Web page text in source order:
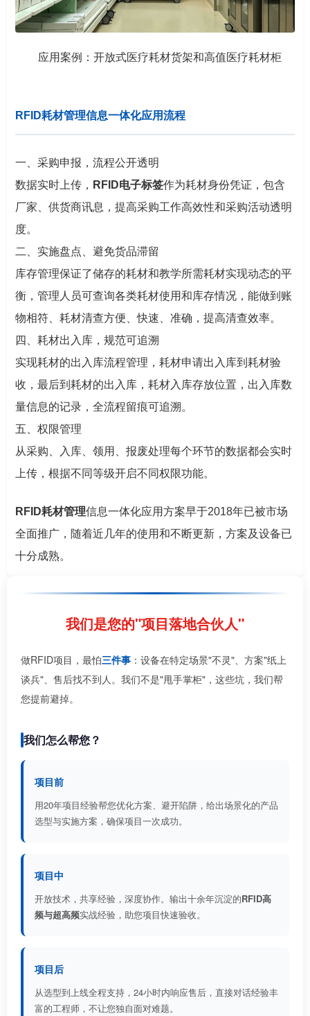
应用案例：开放式医疗耗材货架和高值医疗耗材柜
RFID耗材管理信息一体化应用流程
一、采购申报，流程公开透明
数据实时上传， RFID电子标签作为耗材身份凭证，包含
厂家、供货商讯息，提高采购工作高效性和采购活动透明
度。
二、实施盘点、避免货品滞留
库存管理保证了储存的耗材和教学所需耗材实现动态的平
衡，管理人员可查询各类耗材使用和库存情况，能做到账
物相符、耗材清查方便、快速、准确，提高清查效率。
四、耗材出入库，规范可追溯
实现耗材的出入库流程管理，耗材申请出入库到耗材验
收，最后到耗材的出入库，耗材入库存放位置，出入库数
量信息的记录，全流程留痕可追溯。
五、权限管理
从采购、入库、领用、报废处理每个环节的数据都会实时
上传，根据不同等级开启不同权限功能。
RFID耗材管理信息一体化应用方案早于2018年已被市场
全面推广，随着近几年的使用和不断更新，方案及设备已
十分成熟。
我们是您的"项目落地合伙人"
做RFID项目，最怕三件事 ：设备在特定场景"不灵"、方案"纸上
谈兵"、售后找不到人。我们不是"甩手掌柜"，这些坑，我们帮
您提前避掉。
我们怎么帮您？
项目前
用20年项目经验帮您优化方案、避开陷阱，给出场景化的产品
选型与实施方案，确保项目一次成功。
项目中
开放技术，共享经验，深度协作。输出十余年沉淀的RFID高
频与超高频实战经验，助您项目快速验收。
项目后
从选型到上线全程支持，24小时内响应售后，直接对话经验丰
富的工程师，不让您独自面对难题。